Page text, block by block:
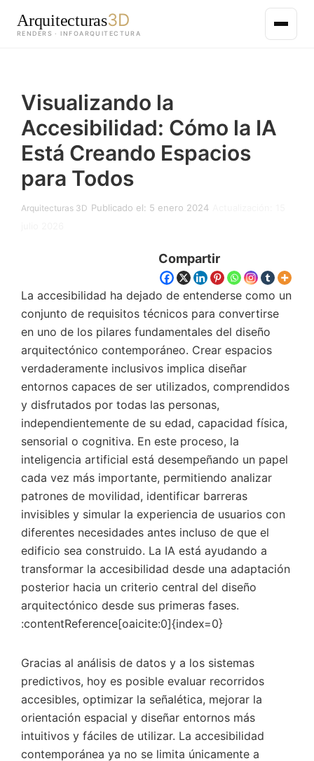
Arquitecturas3D
RENDERS · INFOARQUITECTURA
contenido
principal
Visualizando la
Accesibilidad: Cómo la IA
Está Creando Espacios
para Todos
Arquitecturas 3D Publicado el: 5 enero 2024
Compartir
La accesibilidad ha dejado de entenderse como un
conjunto de requisitos técnicos para convertirse
en uno de los pilares fundamentales del diseño
arquitectónico contemporáneo. Crear espacios
verdaderamente inclusivos implica diseñar
entornos capaces de ser utilizados, comprendidos
y disfrutados por todas las personas,
independientemente de su edad, capacidad física,
sensorial o cognitiva. En este proceso, la
inteligencia artificial está desempeñando un papel
cada vez más importante, permitiendo analizar
patrones de movilidad, identificar barreras
invisibles y simular la experiencia de usuarios con
diferentes necesidades antes incluso de que el
edificio sea construido. La IA está ayudando a
transformar la accesibilidad desde una adaptación
posterior hacia un criterio central del diseño
arquitectónico desde sus primeras fases.
:contentReference[oaicite:0]{index=0}
Gracias al análisis de datos y a los sistemas
predictivos, hoy es posible evaluar recorridos
accesibles, optimizar la señalética, mejorar la
orientación espacial y diseñar entornos más
intuitivos y fáciles de utilizar. La accesibilidad
contemporánea ya no se limita únicamente a